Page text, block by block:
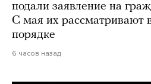
подали заявление на
С мая их рассматривают
порядке
6 часов назад